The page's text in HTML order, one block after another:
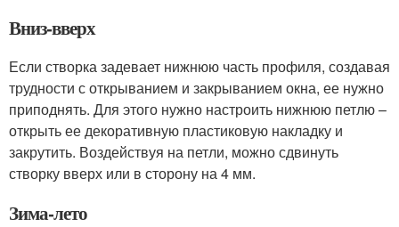
Вниз-вверх
Если створка задевает нижнюю часть профиля, создавая
трудности с открыванием и закрыванием окна, ее нужно
приподнять. Для этого нужно настроить нижнюю петлю –
открыть ее декоративную пластиковую накладку и
закрутить. Воздействуя на петли, можно сдвинуть
створку вверх или в сторону на 4 мм.
Зима-лето